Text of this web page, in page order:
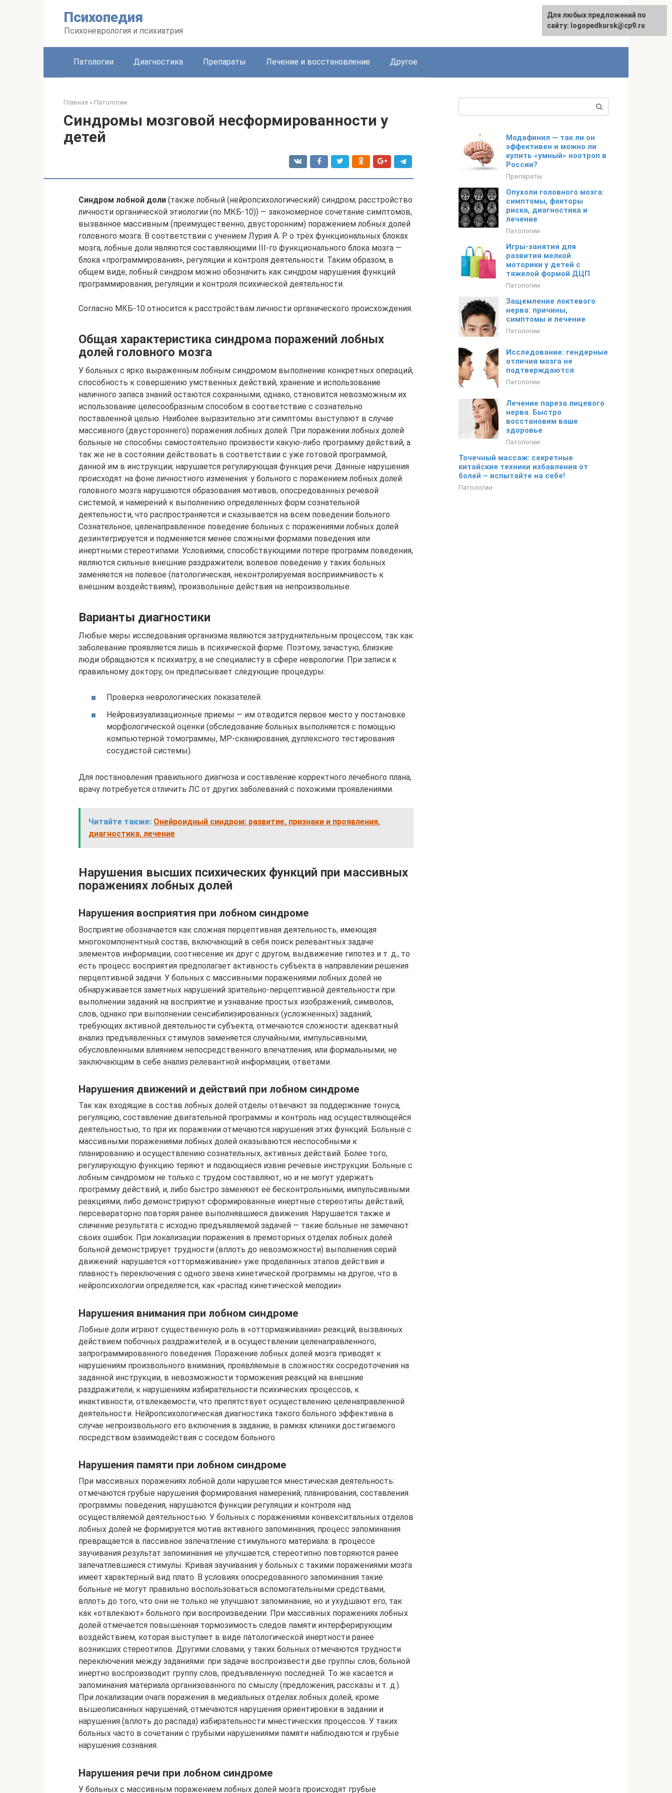
Психопедия
Психоневрология и психиатрия
Патологии Диагностика Препараты Лечение и восстановление Другое
Главная » Патологии
Синдромы мозговой несформированности у
детей
Синдром лобной доли (также лобный (нейропсихологический) синдром; расстройство
личности органической этиологии (по МКБ-10)) — закономерное сочетание симптомов,
вызванное массивным (преимущественно, двусторонним) поражением лобных долей
головного мозга. В соответствии с учением Лурия А. Р. о трёх функциональных блоках
мозга, лобные доли являются составляющими III-го функционального блока мозга —
блока «программирования», регуляции и контроля деятельности. Таким образом, в
общем виде, лобный синдром можно обозначить как синдром нарушения функций
программирования, регуляции и контроля психической деятельности.
Согласно МКБ-10 относится к расстройствам личности органического происхождения.
Общая характеристика синдрома поражений лобных
долей головного мозга
У больных с ярко выраженным лобным синдромом выполнение конкретных операций,
способность к совершению умственных действий, хранение и использование
наличного запаса знаний остаются сохранными, однако, становится невозможным их
использование целесообразным способом в соответствие с сознательно
поставленной целью. Наиболее выразительно эти симптомы выступают в случае
массивного (двустороннего) поражения лобных долей. При поражении лобных долей
больные не способны самостоятельно произвести какую-либо программу действий, а
так же не в состоянии действовать в соответствии с уже готовой программой,
данной им в инструкции; нарушается регулирующая функция речи. Данные нарушения
происходят на фоне личностного изменения: у больного с поражением лобных долей
головного мозга нарушаются образования мотивов, опосредованных речевой
системой, и намерений к выполнению определенных форм сознательной
деятельности, что распространяется и сказывается на всем поведении больного.
Сознательное, целенаправленное поведение больных с поражениями лобных долей
дезинтегрируется и подменяется менее сложными формами поведения или
инертными стереотипами. Условиями, способствующими потере программ поведения,
являются сильные внешние раздражители; волевое поведение у таких больных
заменяется на полевое (патологическая, неконтролируемая восприимчивость к
внешним воздействиям), произвольные действия на непроизвольные.
Варианты диагностики
Любые меры исследования организма являются затруднительным процессом, так как
заболевание проявляется лишь в психической форме. Поэтому, зачастую, близкие
люди обращаются к психиатру, а не специалисту в сфере неврологии. При записи к
правильному доктору, он предписывает следующие процедуры:
Проверка неврологических показателей.
Нейровизуализационные приемы — им отводится первое место у постановке
морфологической оценки (обследование больных выполняется с помощью
компьютерной томограммы, МР-сканирования, дуплексного тестирования
сосудистой системы).
Для постановления правильного диагноза и составление корректного лечебного плана,
врачу потребуется отличить ЛС от других заболеваний с похожими проявлениями.
Читайте также: Онейроидный синдром: развитие, признаки и проявления,
диагностика, лечение
Нарушения высших психических функций при массивных
поражениях лобных долей
Нарушения восприятия при лобном синдроме
Восприятие обозначается как сложная перцептивная деятельность, имеющая
многокомпонентный состав, включающий в себя поиск релевантных задаче
элементов информации, соотнесение их друг с другом, выдвижение гипотез и т. д., то
есть процесс восприятия предполагает активность субъекта в направлении решения
перцептивной задачи. У больных с массивными поражениями лобных долей не
обнаруживается заметных нарушений зрительно-перцептивной деятельности при
выполнении заданий на восприятие и узнавание простых изображений, символов,
слов, однако при выполнении сенсибилизированных (усложненных) заданий,
требующих активной деятельности субъекта, отмечаются сложности: адекватный
анализ предъявленных стимулов заменяется случайными, импульсивными,
обусловленными влиянием непосредственного впечатления, или формальными, не
заключающим в себе анализ релевантной информации, ответами.
Нарушения движений и действий при лобном синдроме
Так как входящие в состав лобных долей отделы отвечают за поддержание тонуса,
регуляцию, составление двигательной программы и контроль над осуществляющейся
деятельностью, то при их поражении отмечаются нарушения этих функций. Больные с
массивными поражениями лобных долей оказываются неспособными к
планированию и осуществлению сознательных, активных действий. Более того,
регулирующую функцию теряют и подающиеся извне речевые инструкции. Больные с
лобным синдромом не только с трудом составляют, но и не могут удержать
программу действий, и, либо быстро заменяют её бесконтрольными, импульсивными
реакциями, либо демонстрируют сформированные инертные стереотипы действий,
персевераторно повторяя ранее выполнявшиеся движения. Нарушается также и
сличение результата с исходно предъявляемой задачей — такие больные не замечают
своих ошибок. При локализации поражения в премоторных отделах лобных долей
больной демонстрирует трудности (вплоть до невозможности) выполнения серий
движений: нарушается «оттормаживание» уже проделанных этапов действия и
плавность переключения с одного звена кинетической программы на другое, что в
нейропсихологии определяется, как «распад кинетической мелодии».
Нарушения внимания при лобном синдроме
Лобные доли играют существенную роль в «оттормаживании» реакций, вызванных
действием побочных раздражителей, и в осуществлении целенаправленного,
запрограммированного поведения. Поражение лобных долей мозга приводят к
нарушениям произвольного внимания, проявляемые в сложностях сосредоточения на
заданной инструкции, в невозможности торможения реакций на внешние
раздражители, к нарушениям избирательности психических процессов, к
инактивности, отвлекаемости, что препятствует осуществлению целенаправленной
деятельности. Нейропсихологическая диагностика такого больного эффективна в
случае непроизвольного его включения в задание, в рамках клиники достигаемого
посредством взаимодействия с соседом больного.
Нарушения памяти при лобном синдроме
При массивных поражениях лобной доли нарушается мнестическая деятельность:
отмечаются грубые нарушения формирования намерений, планирования, составления
программы поведения, нарушаются функции регуляции и контроля над
осуществляемой деятельностью. У больных с поражениями конвекситальных отделов
лобных долей не формируется мотив активного запоминания, процесс запоминания
превращается в пассивное запечатление стимульного материала: в процессе
заучивания результат запоминания не улучшается, стереотипно повторяются ранее
запечатлевшиеся стимулы. Кривая заучивания у больных с такими поражениями мозга
имеет характерный вид плато. В условиях опосредованного запоминания такие
больные не могут правильно воспользоваться вспомогательными средствами,
вплоть до того, что они не только не улучшают запоминание, но и ухудшают его, так
как «отвлекают» больного при воспроизведении. При массивных поражениях лобных
долей отмечается повышенная тормозимость следов памяти интерферирующим
воздействием, которая выступает в виде патологической инертности ранее
возникших стереотипов. Другими словами, у таких больных отмечаются трудности
переключения между заданиями: при задаче воспроизвести две группы слов, больной
инертно воспроизводит группу слов, предъявленную последней. То же касается и
запоминания материала организованного по смыслу (предложения, рассказы и т. д.).
При локализации очага поражения в медиальных отделах лобных долей, кроме
вышеописанных нарушений, отмечаются нарушения ориентировки в задании и
нарушения (вплоть до распада) избирательности мнестических процессов. У таких
больных часто в сочетании с грубыми нарушениями памяти наблюдаются и грубые
нарушения сознания.
Нарушения речи при лобном синдроме
У больных с массивным поражением лобных долей мозга происходят грубые
Модафинил — так ли он
эффективен и можно ли
купить «умный» ноотроп в
России?
Препараты
Опухоли головного мозга:
симптомы, факторы
риска, диагностика и
лечение
Патологии
Игры-занятия для
развития мелкой
моторики у детей с
тяжелой формой ДЦП
Патологии
Защемление локтевого
нерва: причины,
симптомы и лечение
Патологии
Исследование: гендерные
отличия мозга не
подтверждаются
Патологии
Лечение пареза лицевого
нерва. Быстро
восстановим ваше
здоровье
Патологии
Точечный массаж: секретные
китайские техники избавления от
болей – испытайте на себе!
Патологии
Для любых предложений по
сайту: logopedkursk@cp9.ru